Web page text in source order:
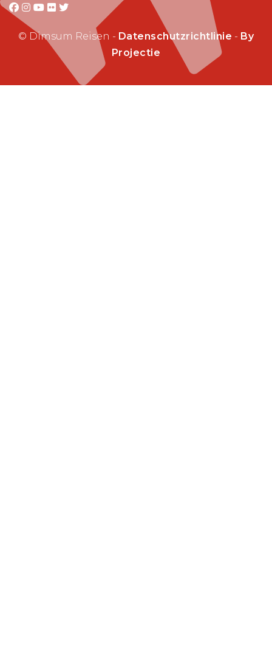
© Dimsum Reisen - Datenschutzrichtlinie - By
Projectie